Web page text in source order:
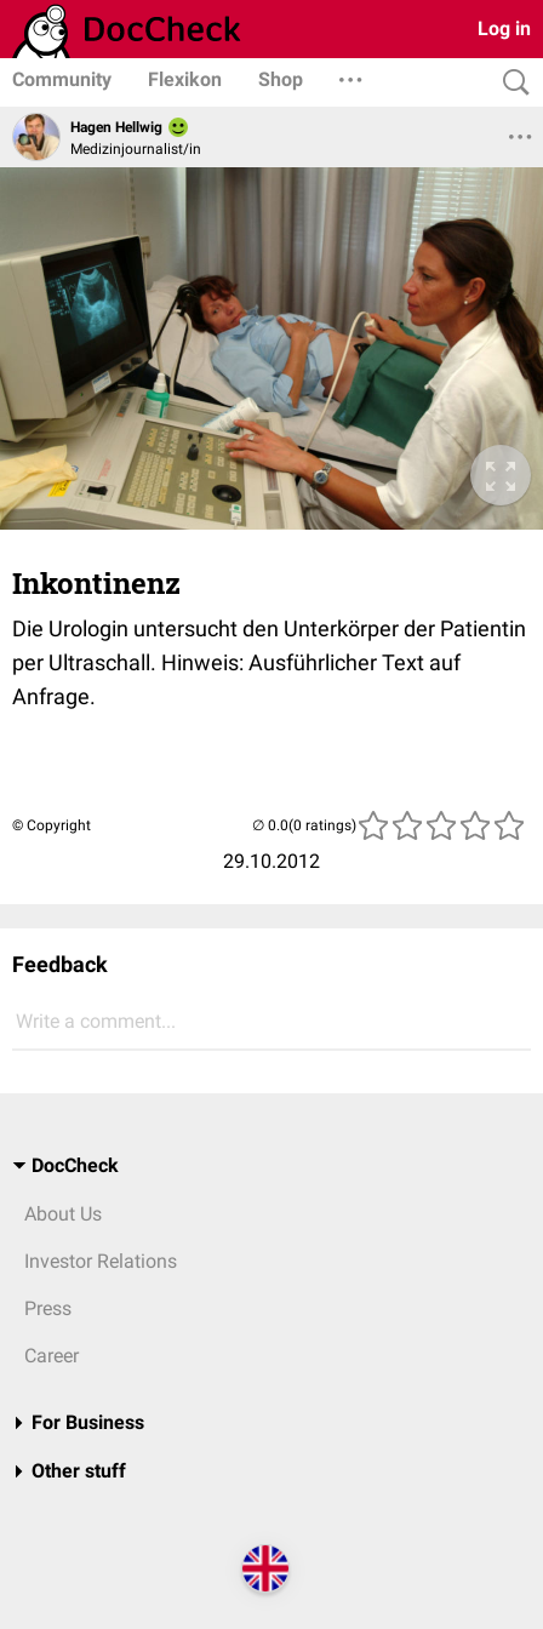
Log in
Community Flexikon Shop
Hagen Hellwig
Medizinjournalist/in
Inkontinenz
Die Urologin untersucht den Unterkörper der Patientin
per Ultraschall. Hinweis: Ausführlicher Text auf
Anfrage.
© Copyright
29.10.2012
(0 ratings)
Feedback
Write a comment...
DocCheck
About Us
Investor Relations
Press
Career
For Business
Other stuff